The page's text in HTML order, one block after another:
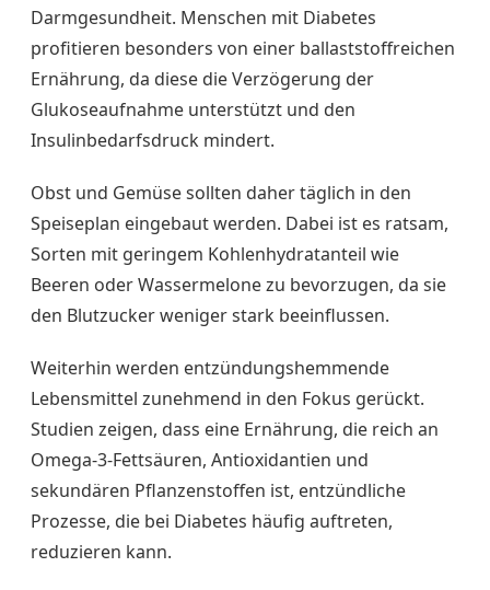
Darmgesundheit. Menschen mit Diabetes
profitieren besonders von einer ballaststoffreichen
Ernährung, da diese die Verzögerung der
Glukoseaufnahme unterstützt und den
Insulinbedarfsdruck mindert.
Obst und Gemüse sollten daher täglich in den
Speiseplan eingebaut werden. Dabei ist es ratsam,
Sorten mit geringem Kohlenhydratanteil wie
Beeren oder Wassermelone zu bevorzugen, da sie
den Blutzucker weniger stark beeinflussen.
Weiterhin werden entzündungshemmende
Lebensmittel zunehmend in den Fokus gerückt.
Studien zeigen, dass eine Ernährung, die reich an
Omega-3-Fettsäuren, Antioxidantien und
sekundären Pflanzenstoffen ist, entzündliche
Prozesse, die bei Diabetes häufig auftreten,
reduzieren kann.